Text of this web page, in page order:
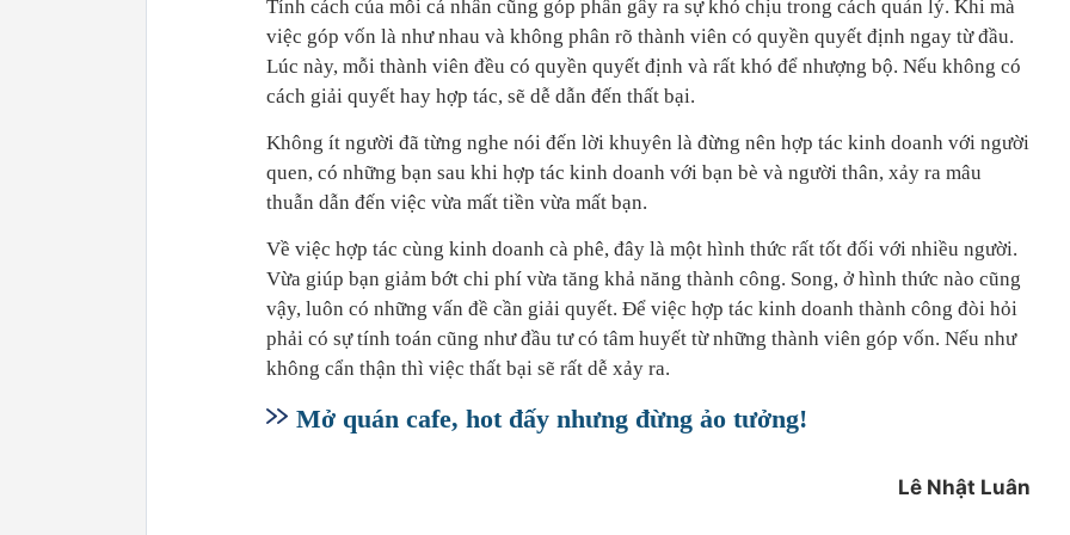
Tính cách của mỗi cá nhân cũng góp phần gây ra sự khó chịu trong cách quản lý. Khi mà
việc góp vốn là như nhau và không phân rõ thành viên có quyền quyết định ngay từ đầu.
Lúc này, mỗi thành viên đều có quyền quyết định và rất khó để nhượng bộ. Nếu không có
cách giải quyết hay hợp tác, sẽ dễ dẫn đến thất bại.
Không ít người đã từng nghe nói đến lời khuyên là đừng nên hợp tác kinh doanh với người
quen, có những bạn sau khi hợp tác kinh doanh với bạn bè và người thân, xảy ra mâu
thuẫn dẫn đến việc vừa mất tiền vừa mất bạn.
Về việc hợp tác cùng kinh doanh cà phê, đây là một hình thức rất tốt đối với nhiều người.
Vừa giúp bạn giảm bớt chi phí vừa tăng khả năng thành công. Song, ở hình thức nào cũng
vậy, luôn có những vấn đề cần giải quyết. Để việc hợp tác kinh doanh thành công đòi hỏi
phải có sự tính toán cũng như đầu tư có tâm huyết từ những thành viên góp vốn. Nếu như
không cẩn thận thì việc thất bại sẽ rất dễ xảy ra.
Mở quán cafe, hot đấy nhưng đừng ảo tưởng!
Lê Nhật Luân